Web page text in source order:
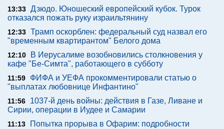
13:33 Дзюдо. Юношеский европейский кубок. Турок
отказался пожать руку израильтянину
12:33 Трамп оскорблен: федеральный суд назвал его
"временным квартирантом" Белого дома
12:10
В Иерусалиме возобновились столкновения у
кафе "Бе-Симта", работающего в субботу
11:59
ФИФА и УЕФА прокомментировали статью о
"выплатах любовнице Инфантино"
11:56
1037-й день войны: действия в Газе, Ливане и
Сирии, операции в Иудее и Самарии
11:13 Попытка прорыва в Офарим: подробности